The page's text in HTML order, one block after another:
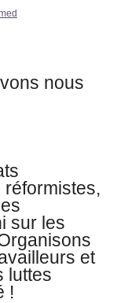
nous
sur les
et
luttes
!